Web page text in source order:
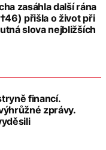
zasáhla další rána
přišla o život při
slova nejbližších
financí.
zprávy.